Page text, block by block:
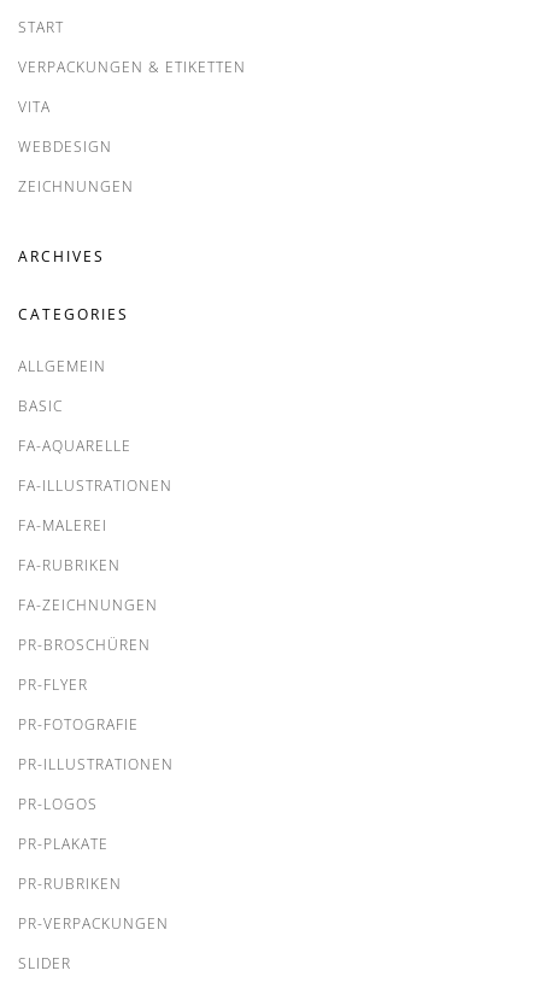
START
VERPACKUNGEN & ETIKETTEN
VITA
WEBDESIGN
ZEICHNUNGEN
ARCHIVES
CATEGORIES
ALLGEMEIN
BASIC
FA-AQUARELLE
FA-ILLUSTRATIONEN
FA-MALEREI
FA-RUBRIKEN
FA-ZEICHNUNGEN
PR-BROSCHÜREN
PR-FLYER
PR-FOTOGRAFIE
PR-ILLUSTRATIONEN
PR-LOGOS
PR-PLAKATE
PR-RUBRIKEN
PR-VERPACKUNGEN
SLIDER